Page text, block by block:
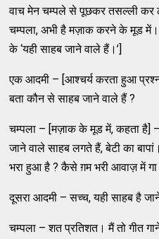
वाच मेन चम्पले से पूछकर तसल्ली कर
चम्पला, अभी है मज़ाक करने के मूड
के ‘यही साहब जाने वाले हैं।’]
एक आदमी – [आश्चर्य करता हुआ
बता कौन से साहब जाने वाले हैं ?
चम्पला – [मज़ाक के मूड में, कहता है] –
जाने वाले साहब लगते हैं, बेटी का
भरा हुआ है ? कैसे ग़म भरी आवाज़ में गा
दूसरा आदमी – सच्च, यही साहब है
चम्पला – शत प्रतिशत। मैं तो गीत